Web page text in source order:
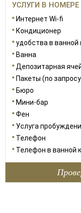
УСЛУГИ В НОМЕРЕ
Интернет Wi-fi
Кондиционер
удобства в ванной
Ванна
Депозитарная
Пакеты (по
Бюро
Мини-бар
Фен
Услуга
Телефон
Телефон в ванной